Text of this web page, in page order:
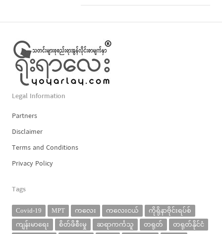
Legal Information
Partners
Disclaimer
Terms and Conditions
Privacy Policy
Tags
Covid-19 MPT ကလေး ကလေးငယ်
ကိုရိုနာဗိုင်းရပ်စ်
ကျန်းမာရေး
စိတ်ဖိစီးမှု ဆရာကင်္ကသူ တရုတ် တရုတ်နိုင်ငံ